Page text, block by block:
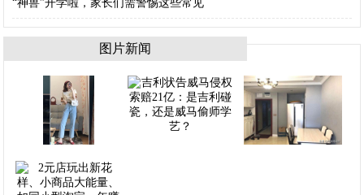
“神兽”开学啦，家长们需警惕这些常见
图片新闻